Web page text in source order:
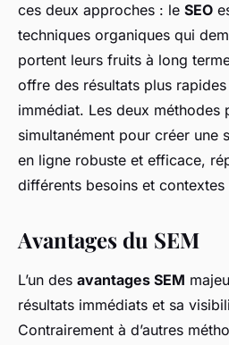
ces deux approches : le SEO
techniques organiques qui
portent leurs fruits à long
offre des résultats plus
immédiat. Les deux méthodes
simultanément pour créer une
en ligne robuste et efficace,
différents besoins et contextes
Avantages du SEM
L’un des avantages SEM
résultats immédiats et sa
Contrairement à d’autres